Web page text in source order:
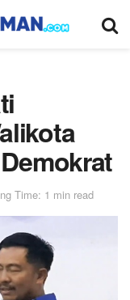
Time: 1 min read